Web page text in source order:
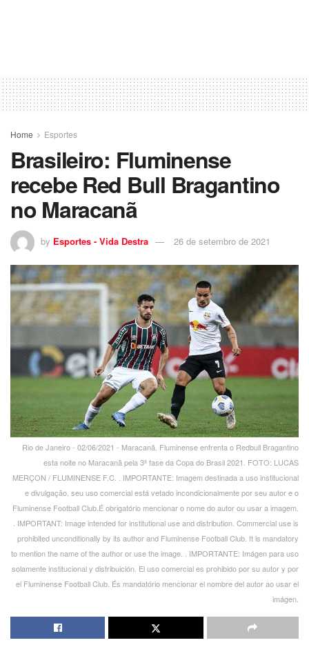
Home Esportes
Brasileiro: Fluminense
recebe Red Bull Bragantino
no Maracanã
by Esportes - Vida Destra 26 de setembro de 2021
Rio de Janeiro - 02/06/2021 - Maracanã. Fluminense enfrenta o Redbull Bragantino
esta noite no Maracanã pela 3ª fase da Copa do Brasil 2021. FOTO: LUCAS
MERÇON / FLUMINENSE F.C. . IMPORTANTE: Imagem destinada a uso institucional
e divulgação, seu uso comercial está vetado incondicionalmente por seu autor e o
Fluminense Football Club.É obrigatório mencionar o nome do autor ou usar a imagem.
. IMPORTANT: Image intended for institutional use and distribution. Commercial use is
prohibited unconditionally by its author and Fluminense Football Club. It is mandatory
to mention the name of the author or use the image. . IMPORTANTE: Imágen para uso
solamente institucional y distribuición. El uso comercial es prohibido por su autor y por
el Fluminense Football Club. És mandatório mencionar el nombre del autor ao usar el
imágen.